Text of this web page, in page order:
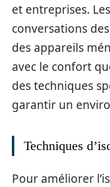
et entreprises.
conversations
des appareils
avec le confort
des techniques
garantir un
Techniques
Pour améliorer